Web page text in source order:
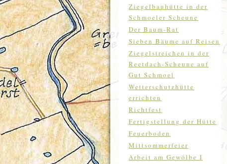
Ziegelbauhütte in der
Schmoeler Scheune
Der Baum-Rat
Sieben Bäume auf Reisen
Ziegelstreichen in der
Reetdach-Scheune auf
Gut Schmoel
Wetterschutzhütte
errichten
Richtfest
Fertigstellung der Hütte
Feuerboden
Mittsommerfeier
Arbeit am Gewölbe I